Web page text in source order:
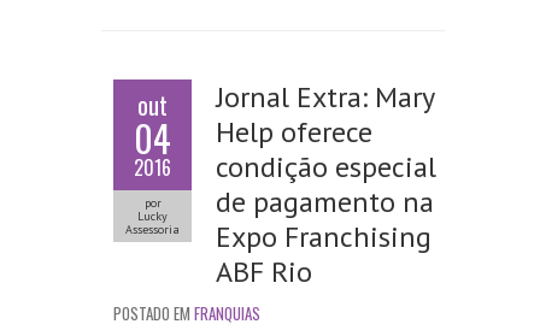
out
04
2016
por
Lucky
Assessoria
Jornal Extra: Mary
Help oferece
condição especial
de pagamento na
Expo Franchising
ABF Rio
POSTADO EM FRANQUIAS